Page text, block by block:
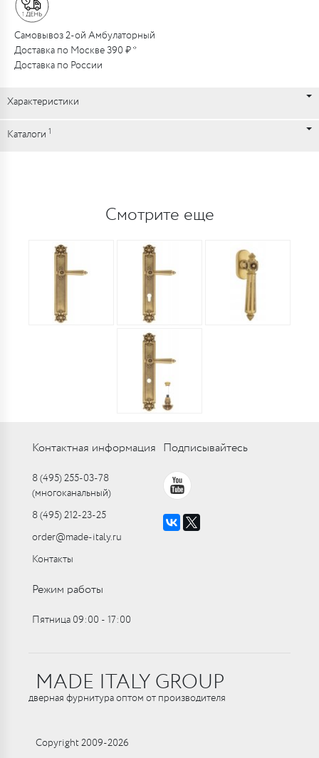
Самовывоз 2-ой Амбулаторный
Доставка по Москве 390 ₽ *
Доставка по России
Характеристики
Каталоги 1
Смотрите еще
Контактная информация
8 (495) 255-03-78
(многоканальный)
8 (495) 212-23-25
order@made-italy.ru
Контакты
Подписывайтесь
Режим работы
Пятница 09:00 ‑ 17:00
MADE ITALY GROUP
дверная фурнитура оптом от производителя
Copyright 2009-2026